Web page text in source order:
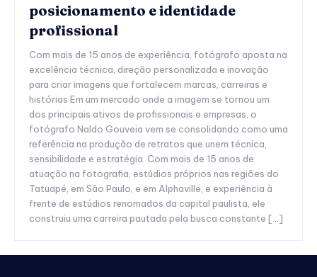
posicionamento e identidade
profissional
Com mais de 15 anos de experiência, fotógrafo aposta na
excelência técnica, direção personalizada e inovação
para criar imagens que fortalecem marcas, carreiras e
histórias Em um mercado onde a imagem se tornou um
dos principais ativos de profissionais e empresas, o
fotógrafo Naldo Gouveia vem se consolidando como uma
referência na produção de retratos que unem técnica,
sensibilidade e estratégia. Com mais de 15 anos de
atuação na fotografia, estúdios próprios nas regiões do
Tatuapé, em São Paulo, e em Alphaville, e experiência à
frente de estúdios renomados da capital paulista, ele
construiu uma carreira pautada pela busca constante […]